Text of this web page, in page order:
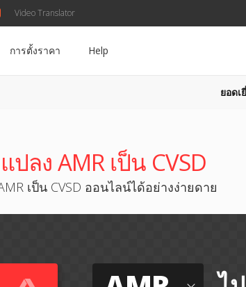
Video Translator
การตั้งราคา Help
ยอดเ
ปลง AMR เป็น CVSD
เป็น CVSD ออนไลน์ได้อย่างง่ายดาย